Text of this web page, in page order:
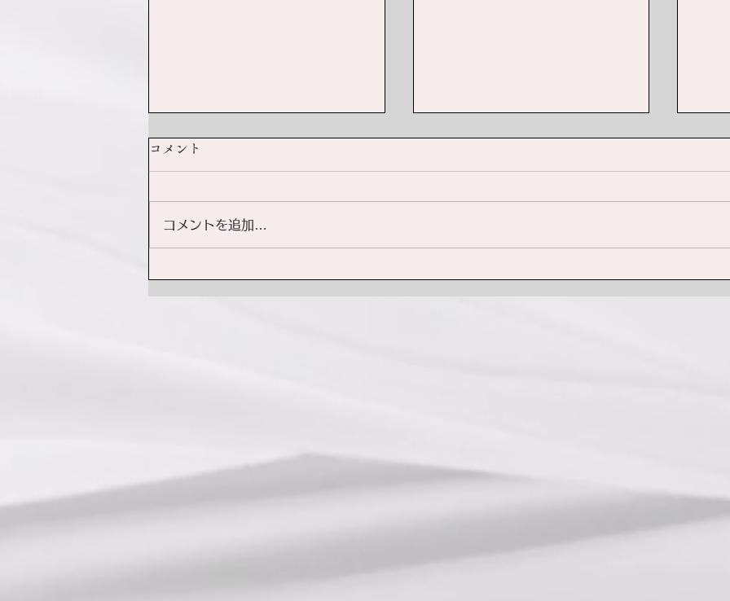
水光ハイドラトリートメント
ご予約/キャンセル等につい
📢5
コメント
コメントを追加…